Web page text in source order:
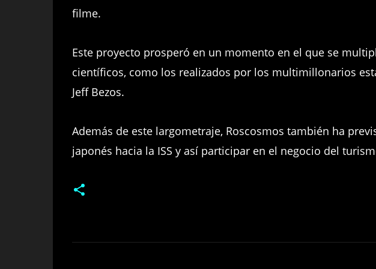
filme.
Este proyecto prosperó en un momento en el que se
científicos, como los realizados por los multimillonarios
Jeff Bezos.
Además de este largometraje, Roscosmos también ha
japonés hacia la ISS y así participar en el negocio del